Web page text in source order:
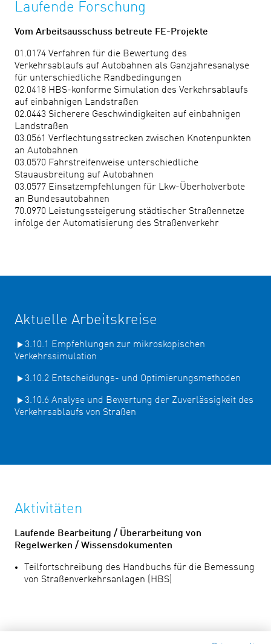
Laufende Forschung
Vom Arbeitsausschuss betreute FE-Projekte
01.0174 Verfahren für die Bewertung des
Verkehrsablaufs auf Autobahnen als Ganzjahresanalyse
für unterschiedliche Randbedingungen
02.0418 HBS-konforme Simulation des Verkehrsablaufs
auf einbahnigen Landstraßen
02.0443 Sicherere Geschwindigkeiten auf einbahnigen
Landstraßen
03.0561 Verflechtungsstrecken zwischen Knotenpunkten
an Autobahnen
03.0570 Fahrstreifenweise unterschiedliche
Stauausbreitung auf Autobahnen
03.0577 Einsatzempfehlungen für Lkw-Überholverbote
an Bundesautobahnen
70.0970 Leistungssteigerung städtischer Straßennetze
infolge der Automatisierung des Straßenverkehr
Aktuelle Arbeitskreise
3.10.1 Empfehlungen zur mikroskopischen
Verkehrssimulation
3.10.2 Entscheidungs- und Optimierungsmethoden
3.10.6 Analyse und Bewertung der Zuverlässigkeit des
Verkehrsablaufs von Straßen
Aktivitäten
Laufende Bearbeitung / Überarbeitung von
Regelwerken / Wissensdokumenten
Teilfortschreibung des Handbuchs für die Bemessung
von Straßenverkehrsanlagen (HBS)